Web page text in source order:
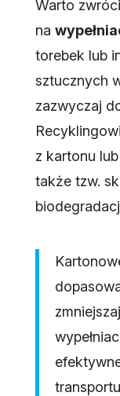
Warto
na
torebek lub
sztucznych
zazwyczaj
z kartonu
także tzw.